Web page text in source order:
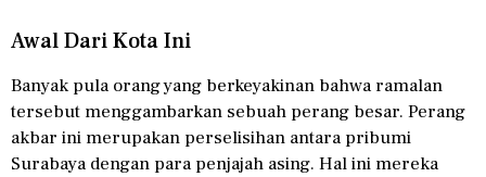
Awal Dari Kota Ini
Banyak pula orang yang berkeyakinan bahwa ramalan
tersebut menggambarkan sebuah perang besar. Perang
akbar ini merupakan perselisihan antara pribumi
Surabaya dengan para penjajah asing. Hal ini mereka